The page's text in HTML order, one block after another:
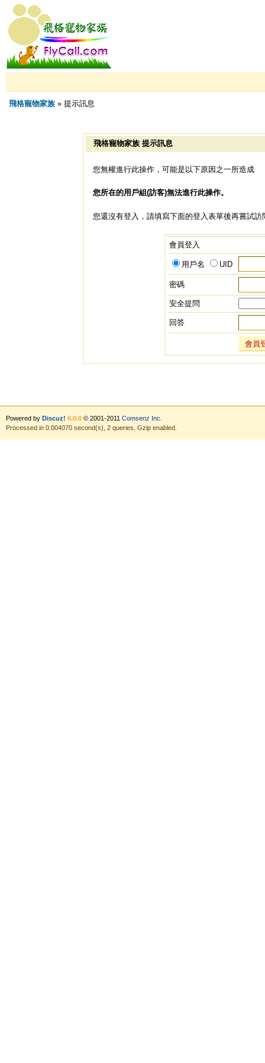
飛格寵物家族» 提示訊息
飛格寵物家族 提示訊息
您無權進行此操作，可能是以下原因之一所造成
您所在的用戶組(訪客)無法進行此操作。
您還沒有登入，請填寫下面的登入表單後再嘗試訪
會員登入
用戶名 UID
密碼
安全提問
回答
會員
Powered by Discuz! 6.0.0© 2001-2011 Comsenz Inc.
Processed in 0.004070 second(s), 2 queries, Gzip enabled.